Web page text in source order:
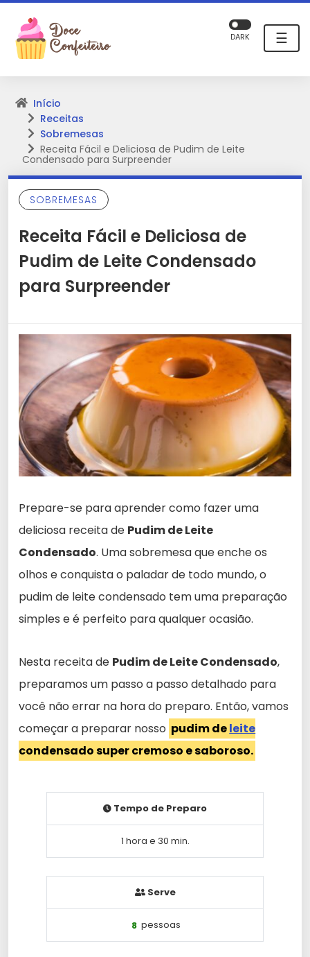
☰
DARK
Início
Receitas
Sobremesas
Receita Fácil e Deliciosa de Pudim de Leite
Condensado para Surpreender
SOBREMESAS
Receita Fácil e Deliciosa de
Pudim de Leite Condensado
para Surpreender
Prepare-se para aprender como fazer uma
deliciosa receita de Pudim de Leite
Condensado. Uma sobremesa que enche os
olhos e conquista o paladar de todo mundo, o
pudim de leite condensado tem uma preparação
simples e é perfeito para qualquer ocasião.
Nesta receita de Pudim de Leite Condensado,
preparamos um passo a passo detalhado para
você não errar na hora do preparo. Então, vamos
começar a preparar nosso pudim deleite
condensado super cremoso e saboroso.
Tempo de Preparo
1 hora e 30 min.
Serve
8 pessoas